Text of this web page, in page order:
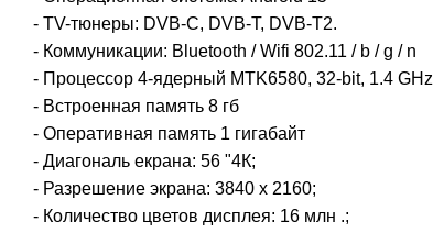
- TV-тюнеры: DVB-C, DVB-T, DVB-T2.
- Коммуникации: Bluetooth / Wifi 802.11 / b / g / n
- Процессор 4-ядерный MTK6580, 32-bit, 1.4 GHz
- Встроенная память 8 гб
- Оперативная память 1 гигабайт
- Диагональ екрaна: 56 "4К;
- Разрешение экрана: 3840 х 2160;
- Количество цветов дисплея: 16 млн .;